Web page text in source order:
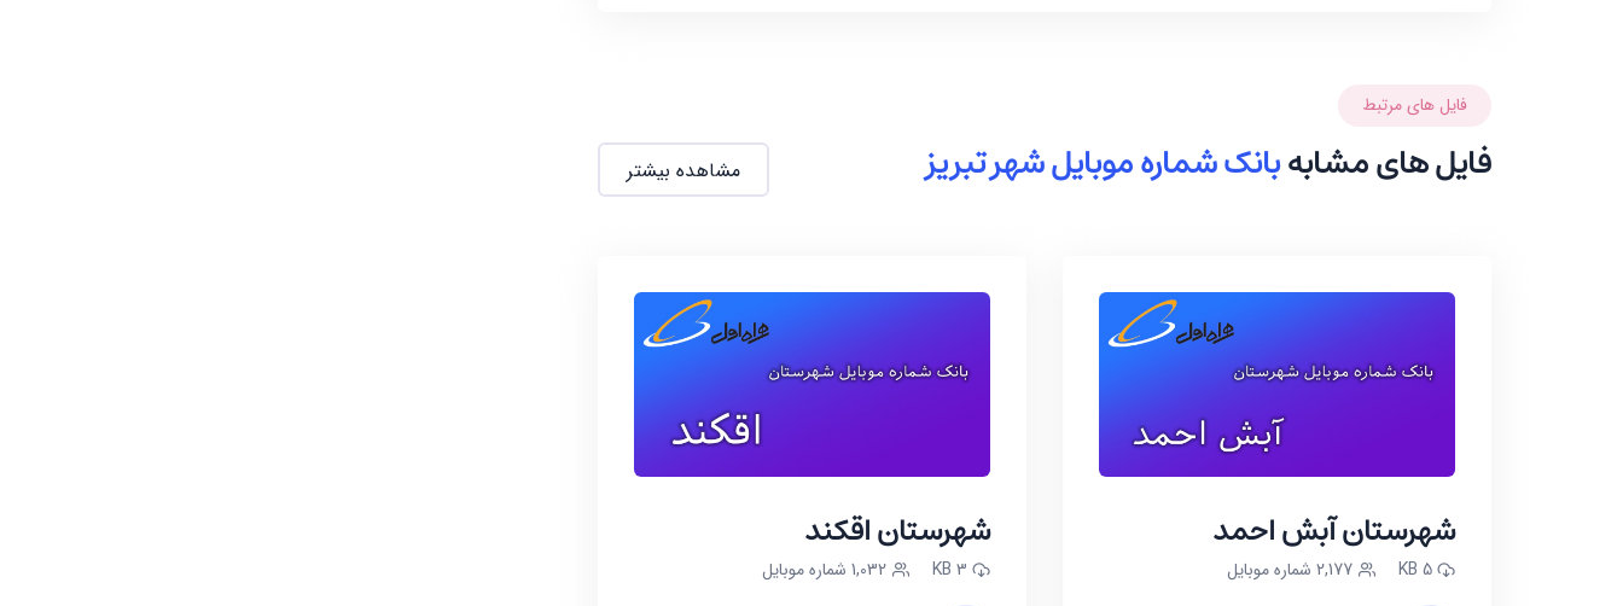
فایل های مرتبط
فایل های مشابهبانک شماره موبایل شهر تبریز مشاهده بیشتر
شهرستان آبش احمد
5 KB 2,177 شماره موبایل
شهرستان اقکند
3 KB 1,032 شماره موبایل